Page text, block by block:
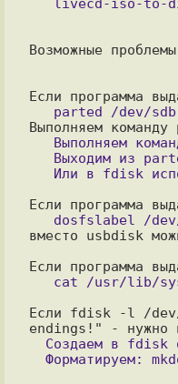
Возможные
вместо usbdisk
Если fdisk -l /